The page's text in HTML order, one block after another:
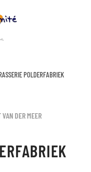
POLDERFABRIEK
VAN DER MEER